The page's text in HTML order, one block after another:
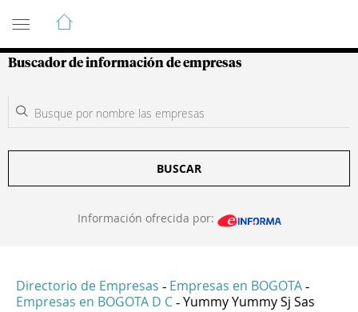
Guía de Empresas Colombianas
Buscador de información de empresas
BUSCAR
Información ofrecida por:
Directorio de Empresas - Empresas en BOGOTA -
Empresas en BOGOTA D C - Yummy Yummy Sj Sas